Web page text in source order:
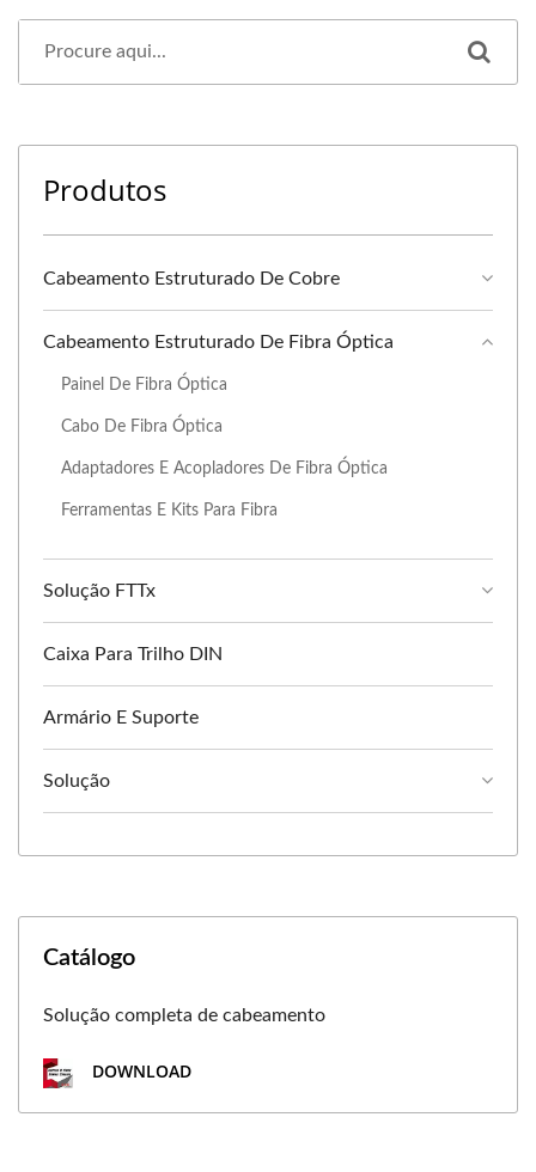
Produtos
Cabeamento Estruturado De Cobre
Cabeamento Estruturado De Fibra Óptica
Painel De Fibra Óptica
Cabo De Fibra Óptica
Adaptadores E Acopladores De Fibra Óptica
Ferramentas E Kits Para Fibra
Solução FTTx
Caixa Para Trilho DIN
Armário E Suporte
Solução
Catálogo
Solução completa de cabeamento
DOWNLOAD